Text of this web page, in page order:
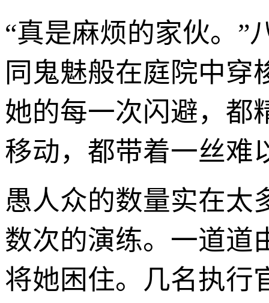
“真是麻烦的家伙。”
同鬼魅般在庭院中穿
她的每一次闪避，都
移动，都带着一丝难
愚人众的数量实在太
数次的演练。一道道
将她困住。几名执行